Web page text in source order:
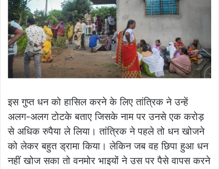
इस गुप्त धन को हासिल करने के लिए तांत्रिक ने उन्हें
अलग-अलग टोटके बताए जिसके नाम पर उनसे एक करोड़
से अधिक रुपैया ले लिया। तांत्रिक ने पहले तो धन खोजने
को लेकर बहुत ड्रामा किया। लेकिन जब वह छिपा हुआ धन
नहीं खोज सका तो वनमोर भाइयों ने उस पर पैसे वापस करने